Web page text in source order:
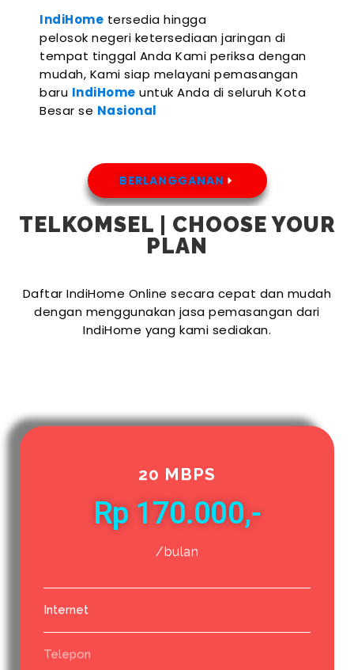
IndiHome tersedia hingga
pelosok negeri ketersediaan jaringan di
tempat tinggal Anda Kami periksa dengan
mudah, Kami siap melayani pemasangan
baru IndiHome untuk Anda di seluruh Kota
Besar se Nasional
BERLANGGANAN
TELKOMSEL | CHOOSE YOUR
PLAN
Daftar IndiHome Online secara cepat dan mudah
dengan menggunakan jasa pemasangan dari
IndiHome yang kami sediakan.
20 MBPS
Rp 170.000,-
/bulan
Internet
Telepon